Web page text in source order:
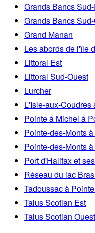
Grands Bancs
Grands Bancs
Grand Manan
Les abords de l'île
Littoral Est
Littoral Sud-Ouest
Lurcher
L'Isle-aux-Coudres
Pointe à Michel à
Pointe-des-Monts
Pointe-des-Monts
Port d'Halifax et
Réseau du lac
Tadoussac à
Talus Scotian Est
Talus Scotian Ouest